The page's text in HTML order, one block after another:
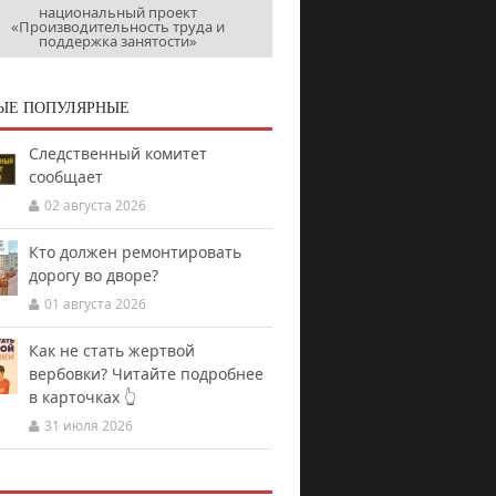
национальный проект
«Производительность труда и
поддержка занятости»
ПОПУЛЯРНЫЕ
Следственный комитет
сообщает
02 августа 2026
Кто должен ремонтировать
дорогу во дворе?
01 августа 2026
Как не стать жертвой
вербовки? Читайте подробнее
в карточках 👆
31 июля 2026